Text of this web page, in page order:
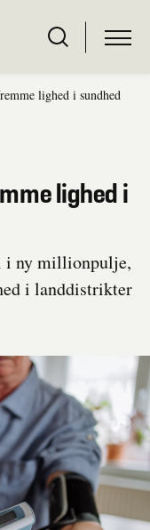
lighed i sundhed
lighed i
i ny millionpulje,
i landdistrikter